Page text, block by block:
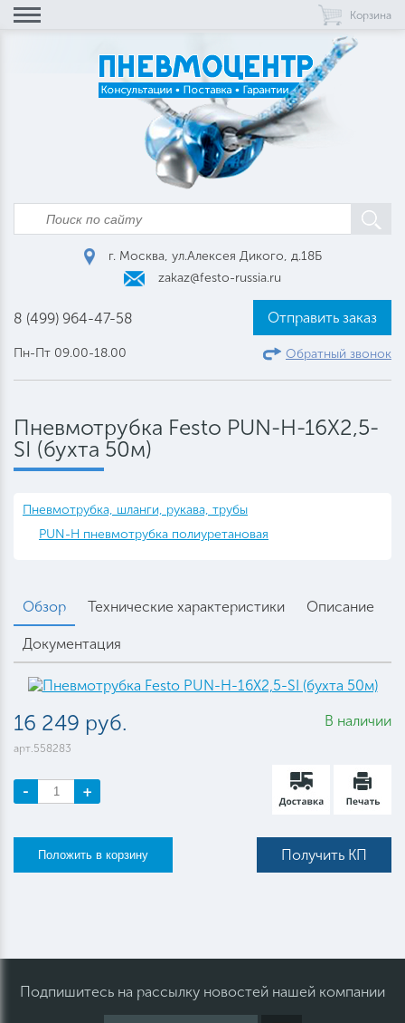
Корзина
г. Москва, ул.Алексея Дикого, д.18Б
zakaz@festo-russia.ru
8 (499) 964-47-58
Пн-Пт 09.00-18.00
Отправить заказ
Обратный звонок
Пневмотрубка Festo PUN-H-16X2,5-
SI (бухта 50м)
Пневмотрубка, шланги, рукава, трубы
PUN-H пневмотрубка полиуретановая
Обзор Технические характеристики Описание
Документация
16 249 руб.
арт.558283
В наличии
- +
Получить КП
Подпишитесь на рассылку новостей нашей компании